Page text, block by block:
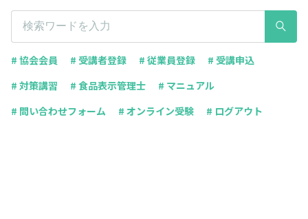
# 協会会員 # 受講者登録 # 従業員登録
# 受講申込
# 対策講習
# 食品表示管理士
# マニュアル
# 問い合わせフォーム
# オンライン受験 # ログアウト